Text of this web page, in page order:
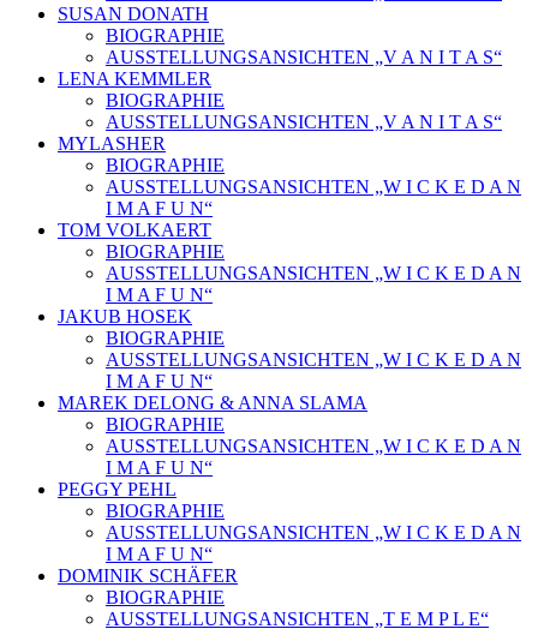
SUSAN DONATH
BIOGRAPHIE
AUSSTELLUNGSANSICHTEN „V A N I T A S“
LENA KEMMLER
BIOGRAPHIE
AUSSTELLUNGSANSICHTEN „V A N I T A S“
MYLASHER
BIOGRAPHIE
AUSSTELLUNGSANSICHTEN „W I C K E D A N
I M A F U N“
TOM VOLKAERT
BIOGRAPHIE
AUSSTELLUNGSANSICHTEN „W I C K E D A N
I M A F U N“
JAKUB HOSEK
BIOGRAPHIE
AUSSTELLUNGSANSICHTEN „W I C K E D A N
I M A F U N“
MAREK DELONG & ANNA SLAMA
BIOGRAPHIE
AUSSTELLUNGSANSICHTEN „W I C K E D A N
I M A F U N“
PEGGY PEHL
BIOGRAPHIE
AUSSTELLUNGSANSICHTEN „W I C K E D A N
I M A F U N“
DOMINIK SCHÄFER
BIOGRAPHIE
AUSSTELLUNGSANSICHTEN „T E M P L E“